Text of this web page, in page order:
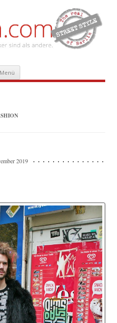
Menü Zum
Inhalt
springen
2019